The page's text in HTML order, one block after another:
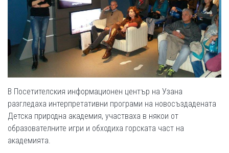
В Посетителския информационен център на Узана
разгледаха интерпретативни програми на новосъздадената
Детска природна академия, участваха в някои от
образователните игри и обходиха горската част на
академията.